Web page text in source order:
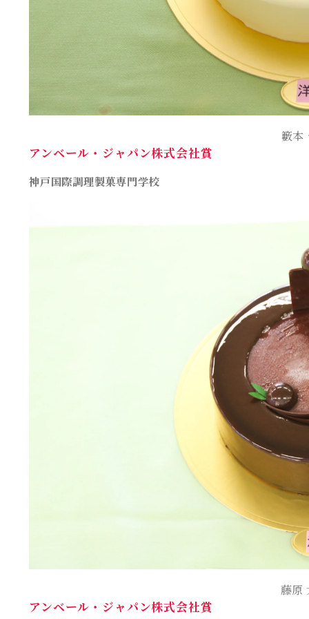
籔本
アンベール・ジャパン株式会社賞
神戸国際調理製菓専門学校
藤原
アンベール・ジャパン株式会社賞